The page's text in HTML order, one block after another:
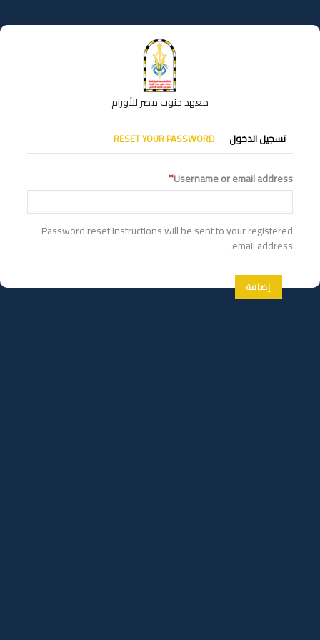
إلى
المحتوى
معهد جنوب مصر للأورام
التبويبات
الأساسية
تسجيل الدخول RESET YOUR PASSWORD
Username or email address
Password reset instructions will be sent to your registered
email address.